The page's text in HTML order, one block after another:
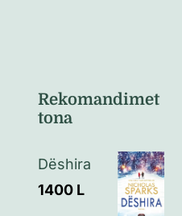
Politikat e kthimeve
Politikat e privatësisë
Rekomandimet
tona
Dëshira
1400 L